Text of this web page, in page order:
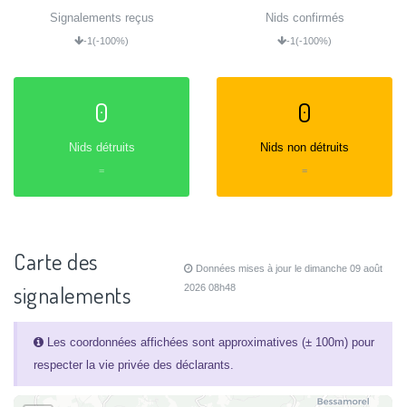
Signalements reçus
-1(-100%)
Nids confirmés
-1(-100%)
0
Nids détruits
=
0
Nids non détruits
=
Carte des
signalements
Données mises à jour le dimanche 09 août
2026 08h48
Les coordonnées affichées sont approximatives (± 100m) pour
respecter la vie privée des déclarants.